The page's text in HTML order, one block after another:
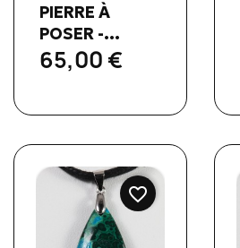
PIERRE À
POSER -...
65,00 €
favorite_border